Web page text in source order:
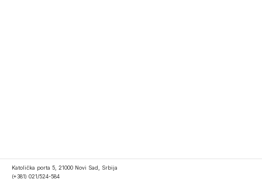
Katolička porta 5, 21000 Novi Sad, Srbija
(+381) 021/524-584